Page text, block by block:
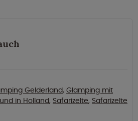
Gelderland, Glamping mit
in Holland, Safarizelte, Safarizelte